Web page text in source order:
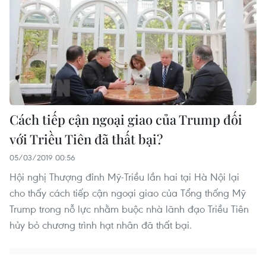
Cách tiếp cận ngoại giao của Trump đối
với Triều Tiên đã thất bại?
05/03/2019 00:56
Hội nghị Thượng đỉnh Mỹ-Triều lần hai tại Hà Nội lại
cho thấy cách tiếp cận ngoại giao của Tổng thống Mỹ
Trump trong nỗ lực nhằm buộc nhà lãnh đạo Triều Tiên
hủy bỏ chương trình hạt nhân đã thất bại.